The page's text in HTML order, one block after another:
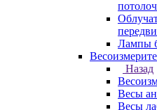
Лампы
Назад
Весы
Весы